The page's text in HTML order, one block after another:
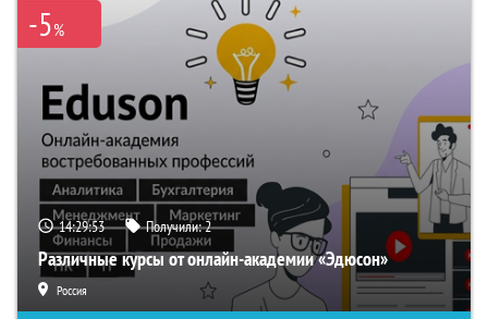
-5%
14:29:52 Получили:2
Различные курсы от онлайн-академии «Эдюсон»
Россия